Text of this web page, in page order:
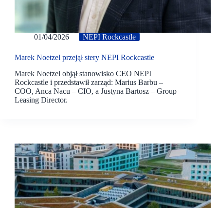
01/04/2026 NEPI Rockcastle
Marek Noetzel przejął stery NEPI Rockcastle
Marek Noetzel objął stanowisko CEO NEPI
Rockcastle i przedstawił zarząd: Marius Barbu –
COO, Anca Nacu – CIO, a Justyna Bartosz – Group
Leasing Director.